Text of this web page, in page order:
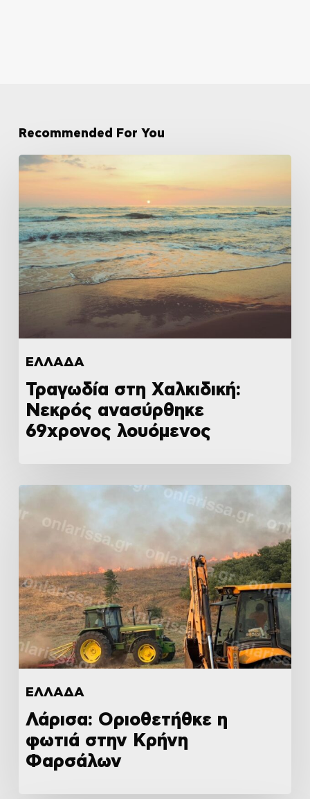
Recommended For You
ΕΛΛΑΔΑ
Τραγωδία στη Χαλκιδική:
Νεκρός ανασύρθηκε
69χρονος λουόμενος
ΕΛΛΑΔΑ
Λάρισα: Οριοθετήθκε η
φωτιά στην Κρήνη
Φαρσάλων